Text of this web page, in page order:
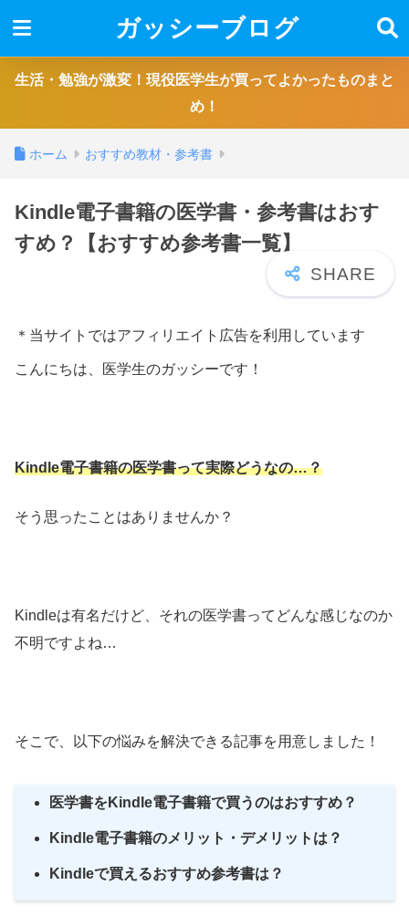
ガッシーブログ
生活・勉強が激変！現役医学生が買ってよかったものまと
め！
ホーム おすすめ教材・参考書
Kindle電子書籍の医学書・参考書はおす
すめ？【おすすめ参考書一覧】
＊当サイトではアフィリエイト広告を利用しています
こんにちは、医学生のガッシーです！
Kindle電子書籍の医学書って実際どうなの…？
そう思ったことはありませんか？
Kindleは有名だけど、それの医学書ってどんな感じなのか
不明ですよね…
そこで、以下の悩みを解決できる記事を用意しました！
医学書をKindle電子書籍で買うのはおすすめ？
Kindle電子書籍のメリット・デメリットは？
Kindleで買えるおすすめ参考書は？